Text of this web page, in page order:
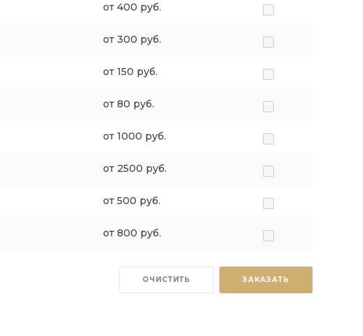
от 400 руб.
от 300 руб.
от 150 руб.
от 80 руб.
от 1000 руб.
от 2500 руб.
от 500 руб.
от 800 руб.
ОЧИСТИТЬ ЗАКАЗАТЬ